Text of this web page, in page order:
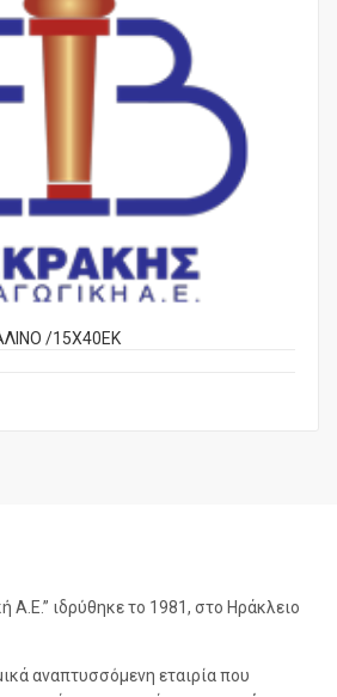
/15Χ40ΕΚ
Α.Ε.” ιδρύθηκε το 1981, στο Ηράκλειο
αναπτυσσόμενη εταιρία που